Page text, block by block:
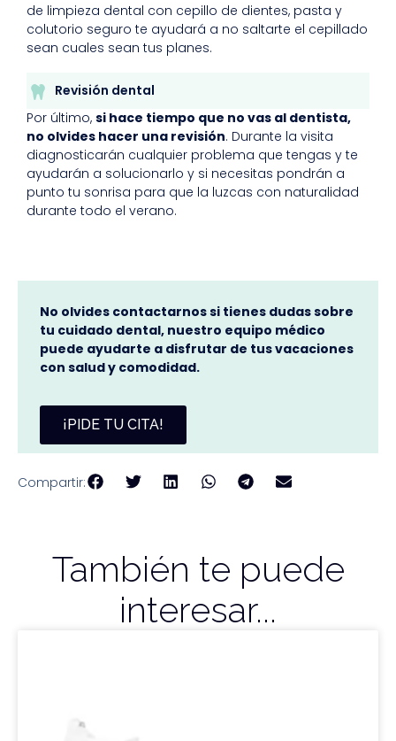
de limpieza dental con cepillo de dientes, pasta y
colutorio seguro te ayudará a no saltarte el cepillado
sean cuales sean tus planes.
Revisión dental
Por último, si hace tiempo que no vas al dentista,
no olvides hacer una revisión. Durante la visita
diagnosticarán cualquier problema que tengas y te
ayudarán a solucionarlo y si necesitas pondrán a
punto tu sonrisa para que la luzcas con naturalidad
durante todo el verano.
No olvides contactarnos si tienes dudas sobre
tu cuidado dental, nuestro equipo médico
puede ayudarte a disfrutar de tus vacaciones
con salud y comodidad.
¡PIDE TU CITA!
Compartir:
También te puede
interesar...